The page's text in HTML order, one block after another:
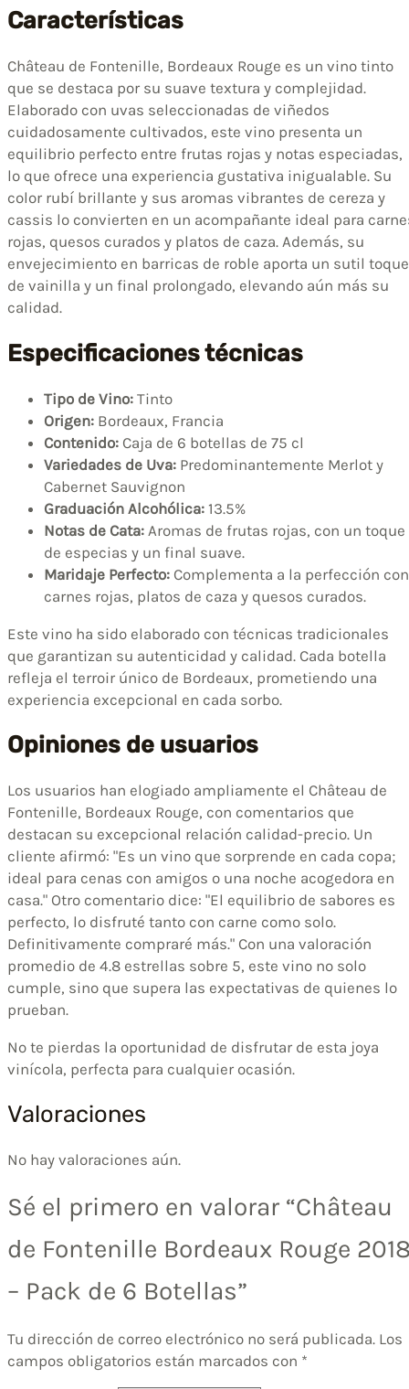
Características
Château de Fontenille, Bordeaux Rouge es un vino tinto
que se destaca por su suave textura y complejidad.
Elaborado con uvas seleccionadas de viñedos
cuidadosamente cultivados, este vino presenta un
equilibrio perfecto entre frutas rojas y notas especiadas,
lo que ofrece una experiencia gustativa inigualable. Su
color rubí brillante y sus aromas vibrantes de cereza y
cassis lo convierten en un acompañante ideal para
rojas, quesos curados y platos de caza. Además, su
envejecimiento en barricas de roble aporta un sutil toque
de vainilla y un final prolongado, elevando aún más su
calidad.
Especificaciones técnicas
Tipo de Vino: Tinto
Origen: Bordeaux, Francia
Contenido: Caja de 6 botellas de 75 cl
Variedades de Uva: Predominantemente Merlot y
Cabernet Sauvignon
Graduación Alcohólica: 13.5%
Notas de Cata: Aromas de frutas rojas, con un toque
de especias y un final suave.
Maridaje Perfecto: Complementa a la perfección con
carnes rojas, platos de caza y quesos curados.
Este vino ha sido elaborado con técnicas tradicionales
que garantizan su autenticidad y calidad. Cada botella
refleja el terroir único de Bordeaux, prometiendo una
experiencia excepcional en cada sorbo.
Opiniones de usuarios
Los usuarios han elogiado ampliamente el Château de
Fontenille, Bordeaux Rouge, con comentarios que
destacan su excepcional relación calidad-precio. Un
cliente afirmó: "Es un vino que sorprende en cada copa;
ideal para cenas con amigos o una noche acogedora en
casa." Otro comentario dice: "El equilibrio de sabores es
perfecto, lo disfruté tanto con carne como solo.
Definitivamente compraré más." Con una valoración
promedio de 4.8 estrellas sobre 5, este vino no solo
cumple, sino que supera las expectativas de quienes lo
prueban.
No te pierdas la oportunidad de disfrutar de esta joya
vinícola, perfecta para cualquier ocasión.
Valoraciones
No hay valoraciones aún.
Sé el primero en valorar “Château
de Fontenille Bordeaux Rouge
– Pack de 6 Botellas”
Tu dirección de correo electrónico no será publicada. Los
campos obligatorios están marcados con *